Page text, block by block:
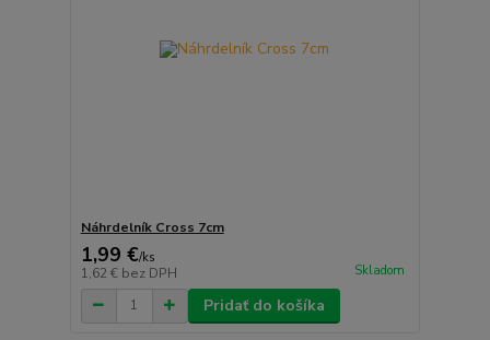
Náhrdelník Cross 7cm
1,99 €/ks
1,62 € bez DPH Skladom
Pridať do košíka